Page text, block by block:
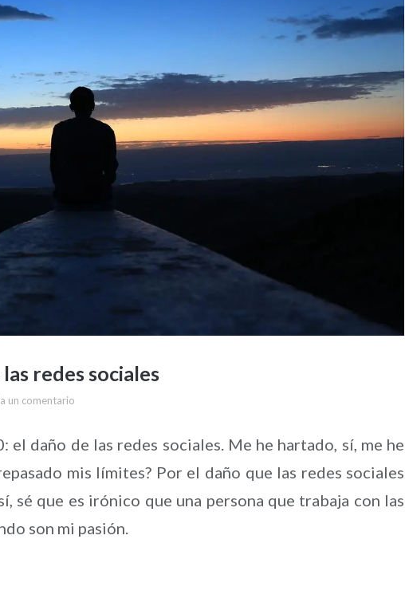
redes sociales
un comentario
el daño de las redes sociales. Me he hartado, sí, me he
mis límites? Por el daño que las redes sociales
sé que es irónico que una persona que trabaja con las
son mi pasión.